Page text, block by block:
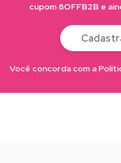
cupom 8OFFB2B e
Você concorda com a